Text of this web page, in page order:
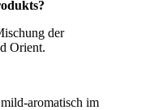
der
Orient.
aromatisch im